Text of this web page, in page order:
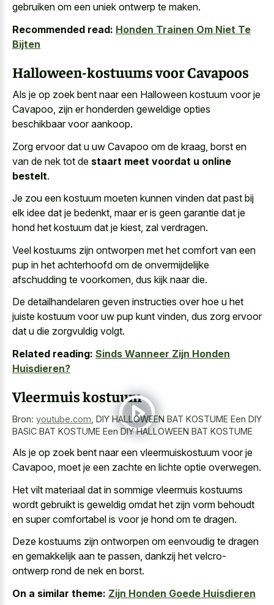
gebruiken om een uniek ontwerp te maken.
Recommended read: Honden Trainen Om Niet Te
Bijten
Halloween-kostuums voor Cavapoos
Als je op zoek bent naar een Halloween kostuum voor je
Cavapoo, zijn er honderden geweldige opties
beschikbaar voor aankoop.
Zorg ervoor dat u uw Cavapoo om de kraag, borst en
van de nek tot de staart meet voordat u online
bestelt.
Je zou een kostuum moeten kunnen vinden dat past bij
elk idee dat je bedenkt, maar er is geen garantie dat je
hond het kostuum dat je kiest, zal verdragen.
Veel kostuums zijn ontworpen met het comfort van een
pup in het achterhoofd om de onvermijdelijke
afschudding te voorkomen, dus kijk naar die.
De detailhandelaren geven instructies over hoe u het
juiste kostuum voor uw pup kunt vinden, dus zorg ervoor
dat u die zorgvuldig volgt.
Related reading: Sinds Wanneer Zijn Honden
Huisdieren?
Vleermuis kostuum
Bron: youtube.com DIY HALLOWEEN BAT KOSTUME Een DIY
BASIC BAT KOSTUME Een DIY HALLOWEEN BAT KOSTUME
Als je op zoek bent naar een vleermuiskostuum voor je
Cavapoo, moet je een zachte en lichte optie overwegen.
Het vilt materiaal dat in sommige vleermuis kostuums
wordt gebruikt is geweldig omdat het zijn vorm behoudt
en super comfortabel is voor je hond om te dragen.
Deze kostuums zijn ontworpen om eenvoudig te dragen
en gemakkelijk aan te passen, dankzij het velcro-
ontwerp rond de nek en borst.
On a similar theme: Zijn Honden Goede Huisdieren